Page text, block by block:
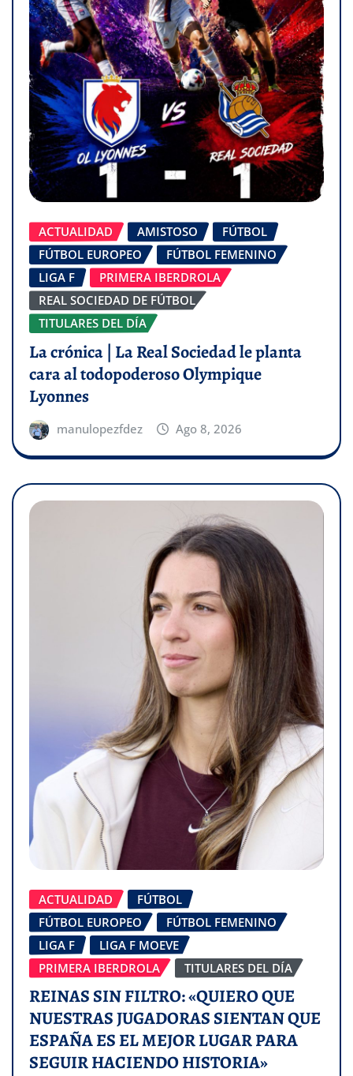
ACTUALIDAD AMISTOSO
FÚTBOL
FÚTBOL EUROPEO
FÚTBOL FEMENINO
LIGA F
PRIMERA IBERDROLA
REAL SOCIEDAD DE FÚTBOL
TITULARES DEL DÍA
La crónica | La Real Sociedad le planta
cara al todopoderoso Olympique
Lyonnes
manulopezfdez Ago 8, 2026
ACTUALIDAD
FÚTBOL
FÚTBOL EUROPEO
FÚTBOL FEMENINO
LIGA F
LIGA F MOEVE
PRIMERA IBERDROLA
TITULARES DEL DÍA
REINAS SIN FILTRO: «QUIERO QUE
NUESTRAS JUGADORAS SIENTAN QUE
ESPAÑA ES EL MEJOR LUGAR PARA
SEGUIR HACIENDO HISTORIA»